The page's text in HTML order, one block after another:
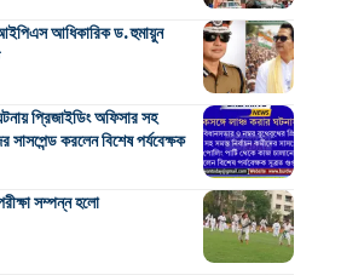
আধিকারিক ড. হুমায়ুন
প্রিজাইডিং অফিসার সহ
সাসপেন্ড করলেন বিশেষ পর্যবেক্ষক
সম্পন্ন হলো